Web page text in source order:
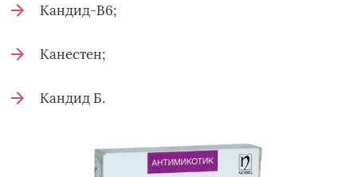
Кандид-В6;
Канестен;
Кандид Б.